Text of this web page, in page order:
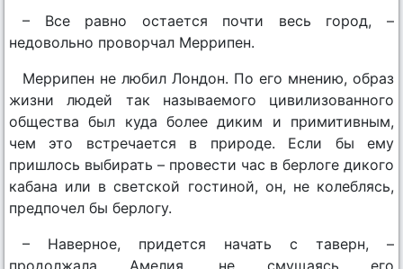
– Все равно остается почти весь город, –
недовольно проворчал Меррипен.
Меррипен не любил Лондон. По его мнению, образ
жизни людей так называемого цивилизованного
общества был куда более диким и примитивным,
чем это встречается в природе. Если бы ему
пришлось выбирать – провести час в берлоге дикого
кабана или в светской гостиной, он, не колеблясь,
предпочел бы берлогу.
– Наверное, придется начать с таверн, –
продолжала Амелия, не смущаясь его